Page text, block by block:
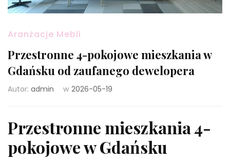
Aranżacje Mebli
Przestronne 4-pokojowe mieszkania w
Gdańsku od zaufanego dewelopera
Autor: admin w 2026-05-19
Przestronne mieszkania 4-
pokojowe w Gdańsku